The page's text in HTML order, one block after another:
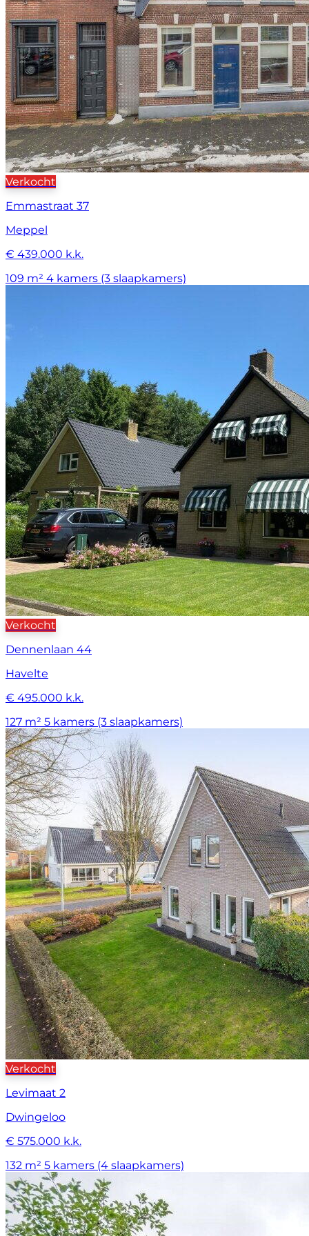
Verkocht
Emmastraat 37
Meppel
€ 439.000 k.k.
109 m² 4 kamers (3 slaapkamers)
Verkocht
Dennenlaan 44
Havelte
€ 495.000 k.k.
127 m² 5 kamers (3 slaapkamers)
Verkocht
Levimaat 2
Dwingeloo
€ 575.000 k.k.
132 m² 5 kamers (4 slaapkamers)